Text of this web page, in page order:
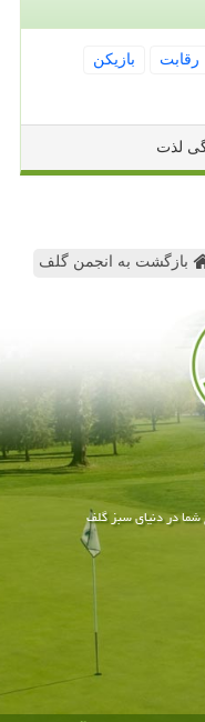
رقابت
بازیكن
لذت
بازگشت به انجمن گلف
شما در دنیای سبز گلف